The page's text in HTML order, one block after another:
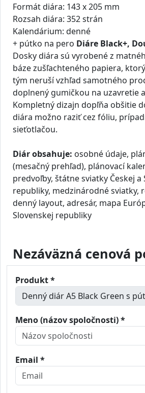
Formát diára: 143 x 205 mm
Rozsah diára: 352 strán
Kalendárium: denné
+ pútko na pero Diáre Black+,
Dosky diára sú vyrobené z
báze zušľachteného papiera,
tým neruší vzhľad samotného
doplnený gumičkou na uzavretie
Kompletný dizajn dopľňa obšitie
diára možno raziť cez fóliu,
sieťotlačou.
Diár obsahuje: osobné údaje,
(mesačný prehľad), plánovací
predvoľby, štátne sviatky Českej a
republiky, medzinárodné sviatky,
denný layout, adresár, mapa
Slovenskej republiky
Nezáväzná cenová
Produkt *
Meno (názov spoločnosti) *
Email *